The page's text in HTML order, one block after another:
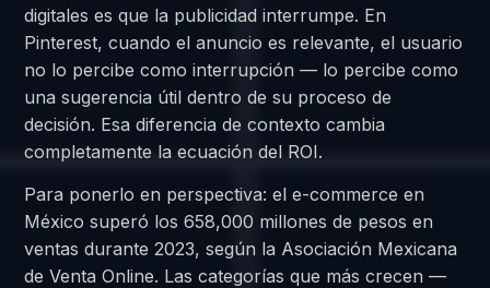
digitales es que la publicidad interrumpe. En
Pinterest, cuando el anuncio es relevante, el usuario
no lo percibe como interrupción — lo percibe como
una sugerencia útil dentro de su proceso de
decisión. Esa diferencia de contexto cambia
completamente la ecuación del ROI.
Para ponerlo en perspectiva: el e-commerce en
México superó los 658,000 millones de pesos en
ventas durante 2023, según la Asociación Mexicana
de Venta Online. Las categorías que más crecen —